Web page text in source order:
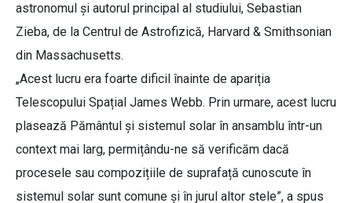
astronomul și autorul principal al studiului, Sebastian
Zieba, de la Centrul de Astrofizică, Harvard & Smithsonian
din Massachusetts.
„Acest lucru era foarte dificil înainte de apariția
Telescopului Spațial James Webb. Prin urmare, acest lucru
plasează Pământul și sistemul solar în ansamblu într-un
context mai larg, permițându-ne să verificăm dacă
procesele sau compozițiile de suprafață cunoscute în
sistemul solar sunt comune și în jurul altor stele”, a spus